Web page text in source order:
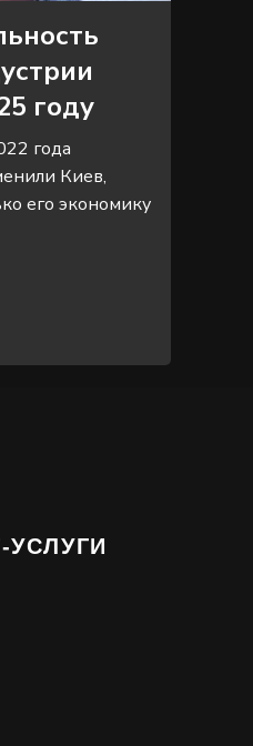
году
года
Киев,
его экономику
УСЛУГИ